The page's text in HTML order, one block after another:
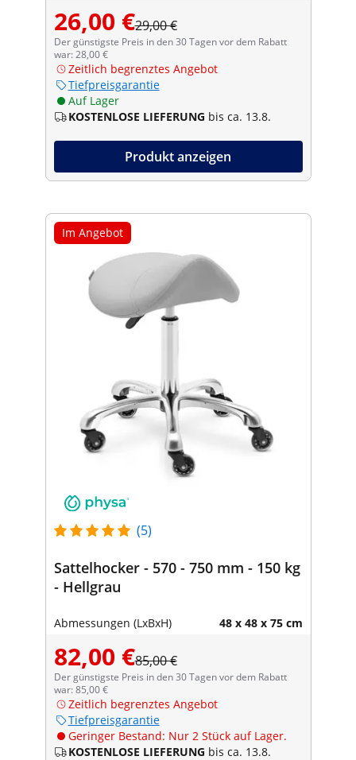
26,00 €29,00 €
Der günstigste Preis in den 30 Tagen vor dem Rabatt
war: 28,00 €
Zeitlich begrenztes Angebot
Tiefpreisgarantie
Auf Lager
KOSTENLOSE LIEFERUNG bis ca. 13.8.
Produkt anzeigen
Im Angebot
(5)
Sattelhocker - 570 - 750 mm - 150 kg
- Hellgrau
Abmessungen (LxBxH) 48 x 48 x 75 cm
82,00 €85,00 €
Der günstigste Preis in den 30 Tagen vor dem Rabatt
war: 85,00 €
Zeitlich begrenztes Angebot
Tiefpreisgarantie
Geringer Bestand: Nur 2 Stück auf Lager.
KOSTENLOSE LIEFERUNG bis ca. 13.8.